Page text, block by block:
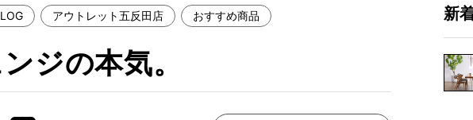
青山プレミアムギャラリー
アウトレット五反田店 おすすめ商品
ジの本気。
新